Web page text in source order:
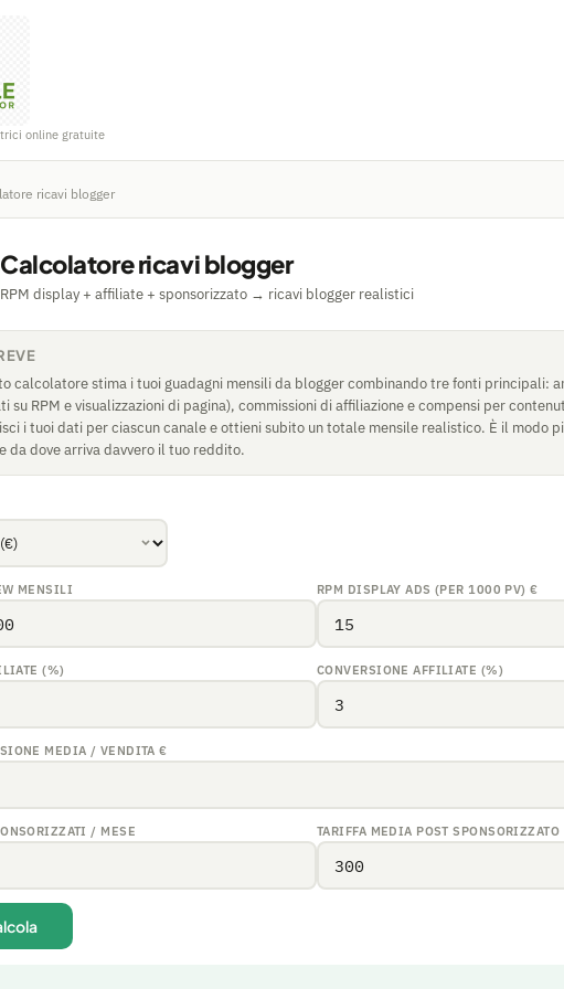
online gratuite
ricavi blogger
Calcolatore ricavi blogger
RPM display + affiliate + sponsorizzato → ricavi blogger realistici
calcolatore stima i tuoi guadagni mensili da blogger combinando tre fonti principali:
su RPM e visualizzazioni di pagina), commissioni di affiliazione e compensi per
i tuoi dati per ciascun canale e ottieni subito un totale mensile realistico. È il modo
da dove arriva davvero il tuo reddito.
MENSILI RPM DISPLAY ADS (PER 1000 PV)€
(%) CONVERSIONE AFFILIATE (%)
MEDIA / VENDITA€
/ MESE TARIFFA MEDIA POST SPONSORIZZATO